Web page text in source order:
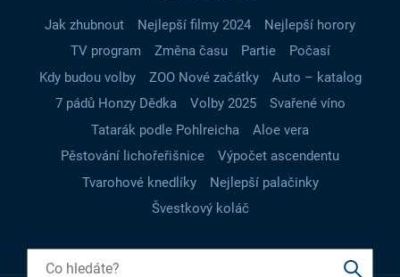
Jak zhubnout Nejlepší filmy 2024
Nejlepší horory
TV program
Změna času Partie
Počasí
Kdy budou volby
ZOO Nové začátky
Auto – katalog
7 pádů Honzy Dědka
Volby 2025
Svařené víno
Tatarák podle Pohlreicha
Aloe vera
Pěstování lichořeřišnice
Výpočet ascendentu
Tvarohové knedlíky
Nejlepší palačinky
Švestkový koláč